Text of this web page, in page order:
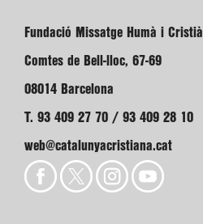
Fundació Missatge Humà i Cristià
Comtes de Bell-lloc, 67-69
08014 Barcelona
T. 93 409 27 70 / 93 409 28 10
web@catalunyacristiana.cat